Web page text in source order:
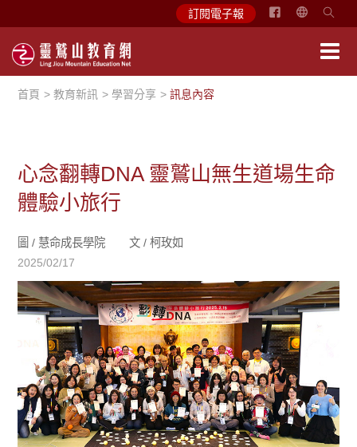
訂閱電子報
简
首頁 教育新訊 學習分享 訊息內容
心念翻轉DNA 靈鷲山無生道場生命
體驗小旅行
圖 / 慧命成長學院 文 /柯玫如
2025/02/17